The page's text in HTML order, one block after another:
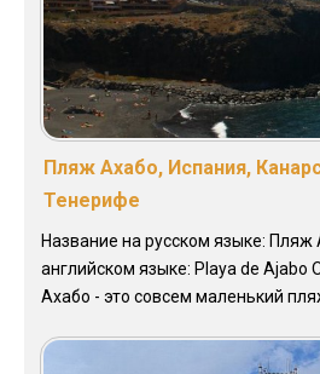
Пляж Ахабо, Испания,
Тенерифе
Название на русском языке: Пляж
английском языке: Playa de Ajabo
Ахабо - это совсем маленький пляж